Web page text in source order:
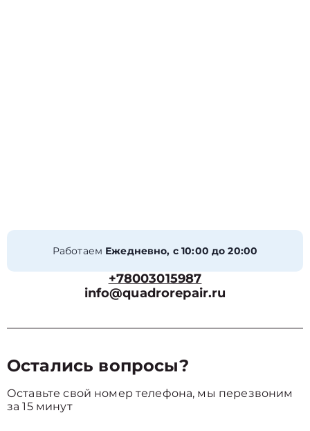
Работаем Ежедневно, с 10:00 до 20:00
+78003015987
info@quadrorepair.ru
Остались вопросы?
Оставьте свой номер телефона, мы перезвоним
за 15 минут